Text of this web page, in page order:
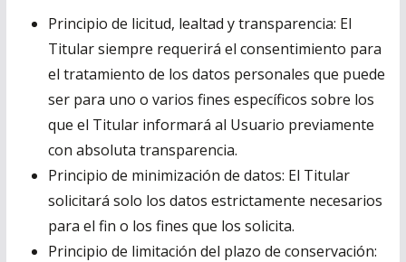
Principio de licitud, lealtad y transparencia: El
Titular siempre requerirá el consentimiento para
el tratamiento de los datos personales que puede
ser para uno o varios fines específicos sobre los
que el Titular informará al Usuario previamente
con absoluta transparencia.
Principio de minimización de datos: El Titular
solicitará solo los datos estrictamente necesarios
para el fin o los fines que los solicita.
Principio de limitación del plazo de conservación: